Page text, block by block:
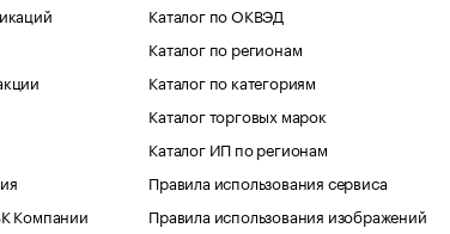
Компании
Каталог по ОКВЭД
Каталог по регионам
Каталог по категориям
Каталог торговых марок
Каталог ИП по регионам
Правила использования сервиса
Правила использования изображений